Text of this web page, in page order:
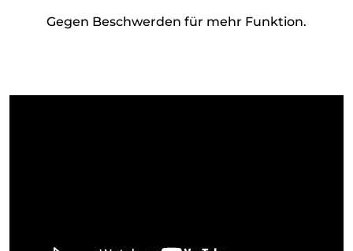
Gegen Beschwerden für mehr Funktion.